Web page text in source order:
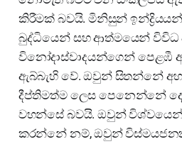
කිරීමක් බවයි. මිනිසුන්
බුද්ධියෙන් සහ ආත්මයෙන් විවිධ
විනෝදාස්වාදයන්ගෙන් පෙළඹී
ඇබ්බැහි වේ. ඔවුන් සිතන්නේ
දීප්තිමත්ම ලෙස පෙනෙන්නේ
වහන්සේ බවයි. ඔවුන් විශ්වයෙන්
කරන්නේ නම්, ඔවුන්